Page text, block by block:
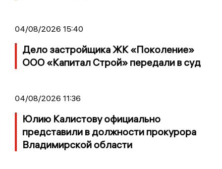
04/08/2026 15:40
Дело застройщика ЖК «Поколение»
ООО «Капитал Строй» передали в суд
04/08/2026 11:36
Юлию Калистову официально
представили в должности прокурора
Владимирской области